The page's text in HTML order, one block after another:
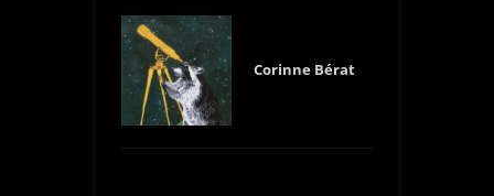
Corinne Bérat